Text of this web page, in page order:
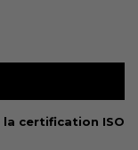
la certification ISO